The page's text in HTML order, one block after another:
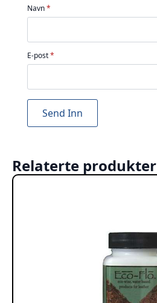
Navn*
E-post*
Relaterte produkter